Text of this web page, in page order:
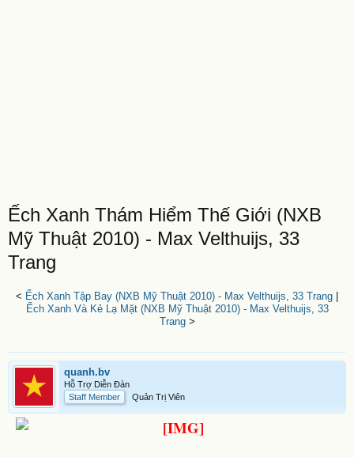
Ếch Xanh Thám Hiểm Thế Giới (NXB
Mỹ Thuật 2010) - Max Velthuijs, 33
Trang
< Ếch Xanh Tập Bay (NXB Mỹ Thuật 2010) - Max Velthuijs, 33 Trang
Ếch Xanh Và Kẻ Lạ Mặt (NXB Mỹ Thuật 2010) - Max Velthuijs, 33
Trang>
quanh.bv
Hỗ Trợ Diễn Đàn
Staff Member
Quản Trị Viên